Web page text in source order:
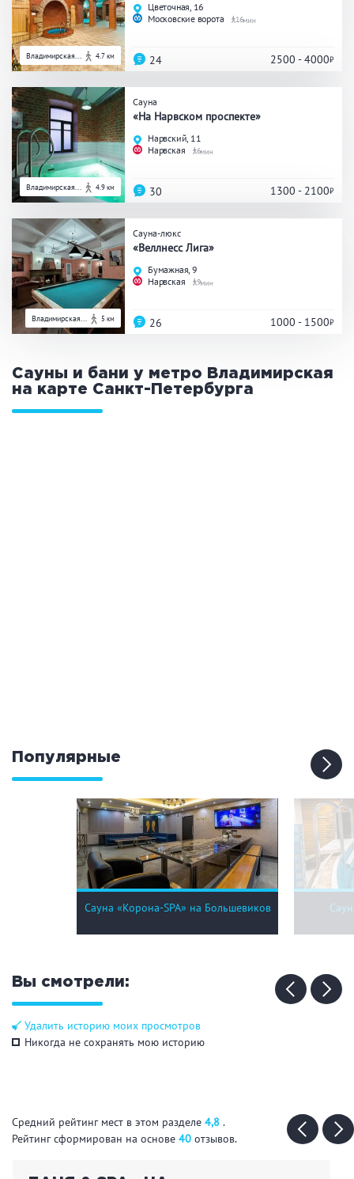
Владимирская... 4.7 км
Цветочная, 16
Московские ворота
16
2500 - 4000
24
Владимирская... 4.9 км
Сауна
«На Нарвском проспекте»
Нарвский, 11
Нарвская
6
1300 - 2100
30
Владимирская... 5 км
Сауна-люкс
«Веллнесс Лига»
Бумажная, 9
Нарвская
9
1000 - 1500
26
Сауны и бани у метро Владимирская
на карте Санкт-Петербурга
Популярные
Сауна «Корона-SPA» на Большевиков
Вы смотрели:
Удалить историю моих просмотров
Никогда не сохранять мою историю
Средний рейтинг мест в этом разделе 4,8 .
Рейтинг сформирован на основе 40 отзывов.